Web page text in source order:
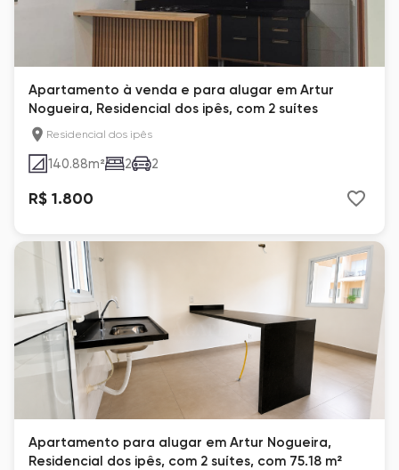
Apartamento à venda e para alugar em Artur
Nogueira, Residencial dos ipês, com 2 suítes
Residencial dos ipês
140.88m² 2 2
R$ 1.800
Apartamento para alugar em Artur Nogueira,
Residencial dos ipês, com 2 suítes, com 75.18 m²